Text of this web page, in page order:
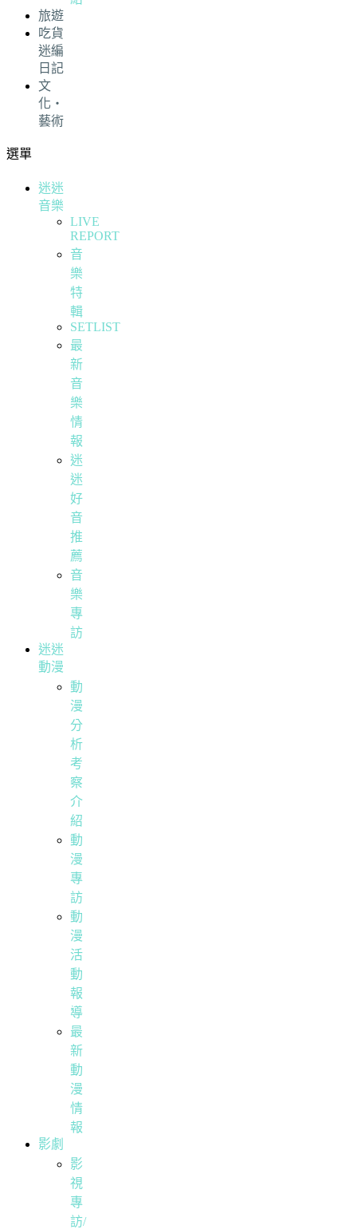
旅遊
吃貨
迷編
日記
文
化・
藝術
選單
迷迷
音樂
LIVE
REPORT
音
樂
特
輯
SETLIST
最
新
音
樂
情
報
迷
迷
好
音
推
薦
音
樂
專
訪
迷迷
動漫
動
漫
分
析
考
察
介
紹
動
漫
專
訪
動
漫
活
動
報
導
最
新
動
漫
情
報
影劇
影
視
專
訪/